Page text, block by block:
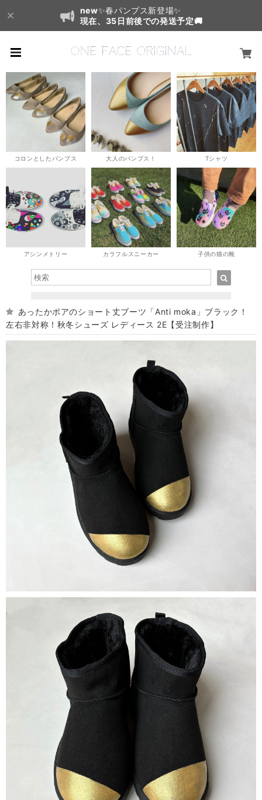
new✨春パンプス新登場✨
現在、35日前後での発送予定🚚
コロンとしたパンプス 大人のパンプス！ Tシャツ
アシンメトリー カラフルスニーカー 子供の猫の靴
あったかボアのショート丈ブーツ「Anti moka」ブラック！
左右非対称！秋冬シューズ レディース 2E【受注制作】